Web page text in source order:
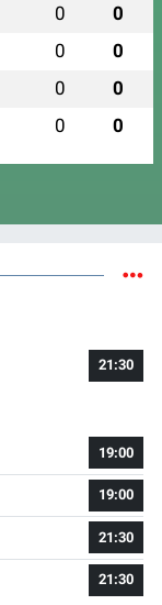
0 0
0 0
0 0
0 0
21:30
19:00
19:00
21:30
21:30